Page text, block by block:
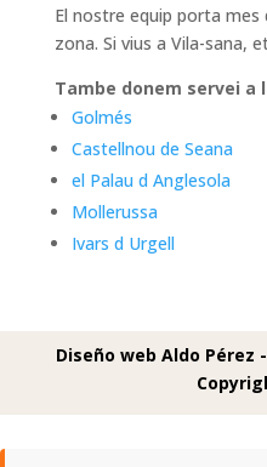
El nostre equip porta
zona. Si vius a Vila-sana,
Tambe donem servei a
Golmés
Castellnou de Seana
el Palau d Anglesola
Mollerussa
Ivars d Urgell
Diseño web Aldo Pérez -